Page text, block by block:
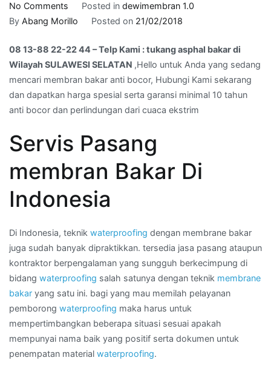
No Comments
08
88
22-
22
44
–
Kami
tukang
bakar
Wilayah
SULAWESI
SELATAN
Posted in dewimembran 1.0
By Abang Morillo Posted on 21/02/2018
08 13-88 22-22 44 – Telp Kami : tukang asphal bakar di
Wilayah SULAWESI SELATAN ,Hello untuk Anda yang sedang
mencari membran bakar anti bocor, Hubungi Kami sekarang
dan dapatkan harga spesial serta garansi minimal 10 tahun
anti bocor dan perlindungan dari cuaca ekstrim
Servis Pasang
membran Bakar Di
Indonesia
Di Indonesia, teknik waterproofing dengan membrane bakar
juga sudah banyak dipraktikkan. tersedia jasa pasang ataupun
kontraktor berpengalaman yang sungguh berkecimpung di
bidang waterproofing salah satunya dengan teknik membrane
bakar yang satu ini. bagi yang mau memilah pelayanan
pemborong waterproofing maka harus untuk
mempertimbangkan beberapa situasi sesuai apakah
mempunyai nama baik yang positif serta dokumen untuk
penempatan material waterproofing.